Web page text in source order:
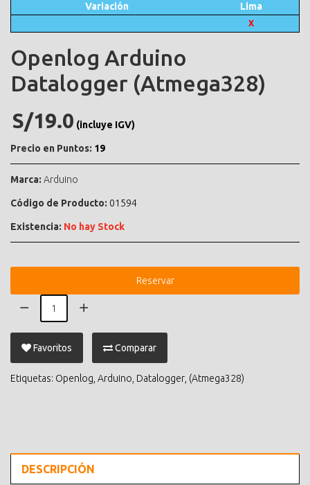
Variación Lima
X
Openlog Arduino
Datalogger (Atmega328)
S/19.0 (incluye IGV)
Precio en Puntos: 19
Marca: Arduino
Código de Producto: 01594
Existencia: No hay Stock
Reservar
Favoritos Comparar
Etiquetas: Openlog Arduino Datalogger (Atmega328)
DESCRIPCIÓN